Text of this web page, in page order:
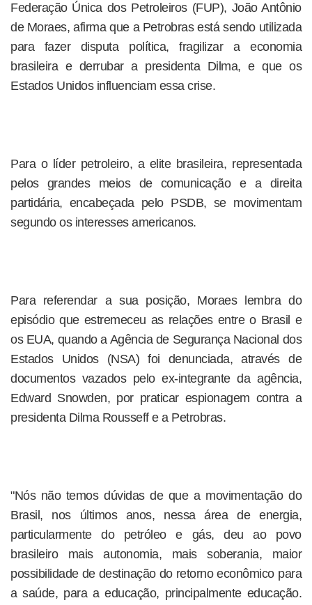
Federação Única dos Petroleiros (FUP), João Antônio
de Moraes, afirma que a Petrobras está sendo utilizada
para fazer disputa política, fragilizar a economia
brasileira e derrubar a presidenta Dilma, e que os
Estados Unidos influenciam essa crise.
Para o líder petroleiro, a elite brasileira, representada
pelos grandes meios de comunicação e a direita
partidária, encabeçada pelo PSDB, se movimentam
segundo os interesses americanos.
Para referendar a sua posição, Moraes lembra do
episódio que estremeceu as relações entre o Brasil e
os EUA, quando a Agência de Segurança Nacional dos
Estados Unidos (NSA) foi denunciada, através de
documentos vazados pelo ex-integrante da agência,
Edward Snowden, por praticar espionagem contra a
presidenta Dilma Rousseff e a Petrobras.
"Nós não temos dúvidas de que a movimentação do
Brasil, nos últimos anos, nessa área de energia,
particularmente do petróleo e gás, deu ao povo
brasileiro mais autonomia, mais soberania, maior
possibilidade de destinação do retorno econômico para
a saúde, para a educação, principalmente educação.